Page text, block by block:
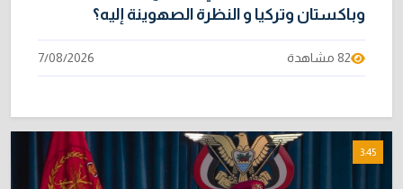
وباكستان وتركيا و النظرة الصهوينة إليه؟
82 مشاهدة 7/08/2026
3:45